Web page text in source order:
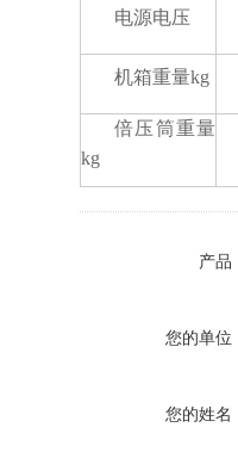
电源电压
机箱重量kg
倍压筒重量
kg
产品
您的单位
您的姓名